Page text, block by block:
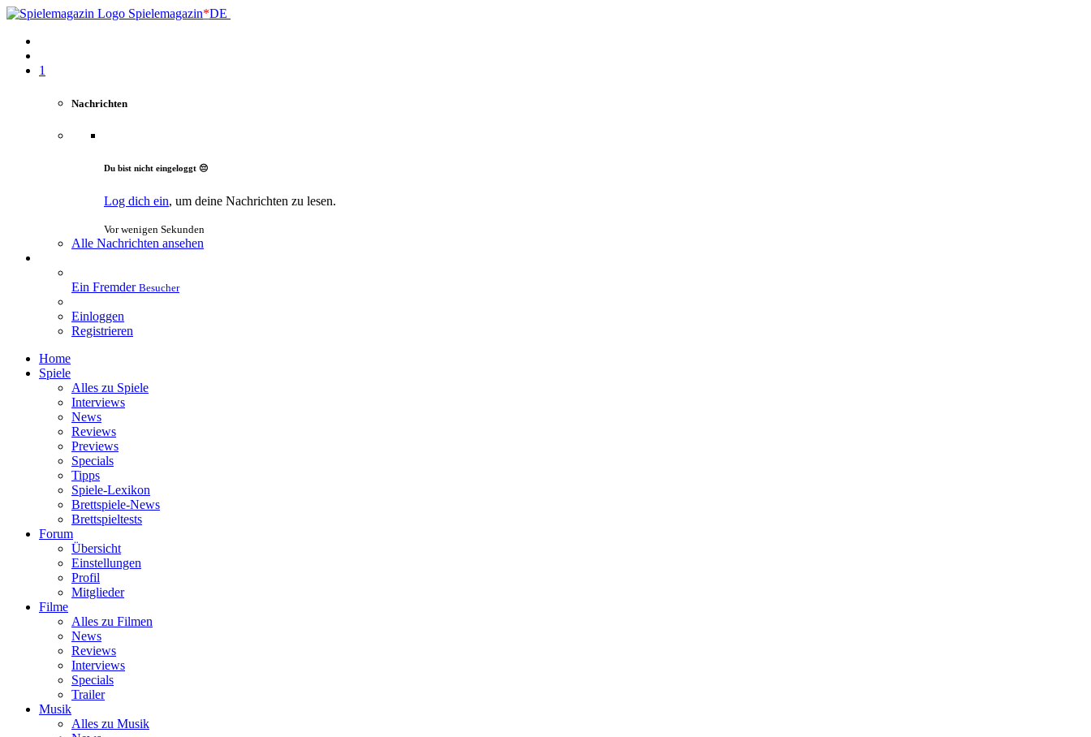
Spielemagazin*DE
1
Nachrichten
Du bist nicht eingeloggt 😔
Log dich ein, um deine Nachrichten zu lesen.
Vor wenigen Sekunden
Alle Nachrichten ansehen
Ein Fremder Besucher
Einloggen
Registrieren
Home
Spiele
Alles zu Spiele
Interviews
News
Reviews
Previews
Specials
Tipps
Spiele-Lexikon
Brettspiele-News
Brettspieltests
Forum
Übersicht
Einstellungen
Profil
Mitglieder
Filme
Alles zu Filmen
News
Reviews
Interviews
Specials
Trailer
Musik
Alles zu Musik